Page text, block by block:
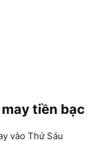
tiền bạc
vào Thứ Sáu